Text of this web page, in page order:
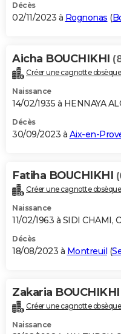
Décès
02/11/2023 à Rognonas (
Aicha BOUCHIKHI
Créer une cagnotte
Naissance
14/02/1935 à HENNAYA
Décès
30/09/2023 à Aix-en-
Fatiha BOUCHIKHI
Créer une cagnotte
Naissance
11/02/1963 à SIDI CHAMI,
Décès
18/08/2023 à Montreuil (
Zakaria BOUCHIKHI
Créer une cagnotte
Naissance